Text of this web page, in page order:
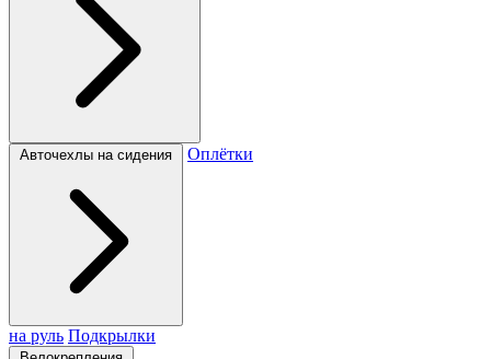
Авточехлы на сидения Оплётки
на руль Подкрылки